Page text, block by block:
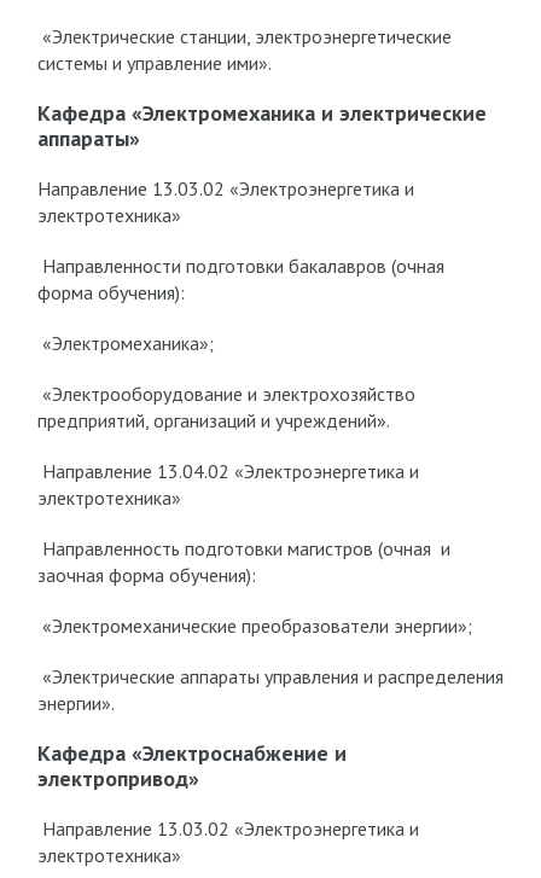
«Электрические станции, электроэнергетические
системы и управление ими».
Кафедра «Электромеханика и электрические
аппараты»
Направление 13.03.02 «Электроэнергетика и
электротехника»
Направленности подготовки бакалавров (очная
форма обучения):
«Электромеханика»;
«Электрооборудование и электрохозяйство
предприятий, организаций и учреждений».
Направление 13.04.02 «Электроэнергетика и
электротехника»
Направленность подготовки магистров (очная и
заочная форма обучения):
«Электромеханические преобразователи энергии»;
«Электрические аппараты управления и распределения
энергии».
Кафедра «Электроснабжение и
электропривод»
Направление 13.03.02 «Электроэнергетика и
электротехника»